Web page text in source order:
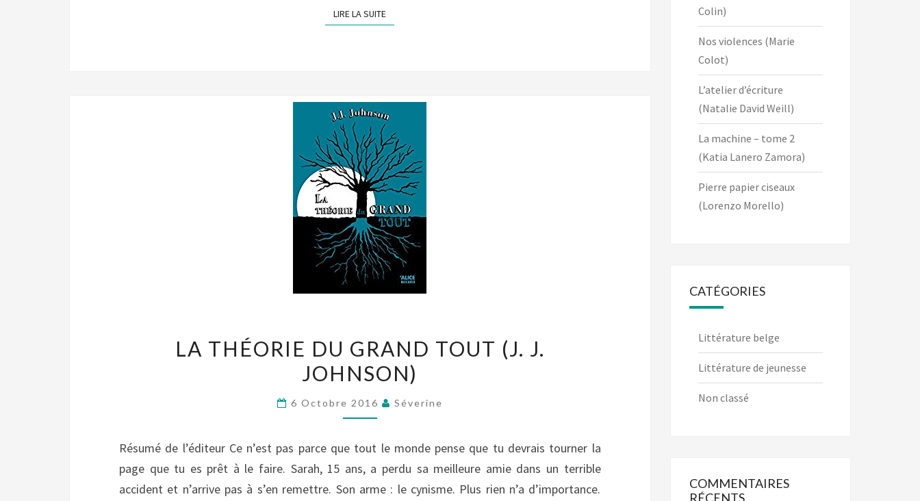
LIRE LA SUITELIRE LA SUITE
THÉORIE
DU
TOUT
J.
JOHNSON)
LA THÉORIE DU GRAND TOUT (J. J.
JOHNSON)
6 Octobre 2016 Séverine
Résumé de l’éditeur Ce n’est pas parce que tout le monde pense que tu devrais tourner la
page que tu es prêt à le faire. Sarah, 15 ans, a perdu sa meilleure amie dans un terrible
accident et n’arrive pas à s’en remettre. Son arme : le cynisme. Plus rien n’a d’importance.
Colin)
Nos violences (Marie
Colot)
L’atelier d’écriture
(Natalie David Weill)
La machine – tome 2
(Katia Lanero Zamora)
Pierre papier ciseaux
(Lorenzo Morello)
CATÉGORIES
Littérature belge
Littérature de jeunesse
Non classé
COMMENTAIRES
RÉCENTS